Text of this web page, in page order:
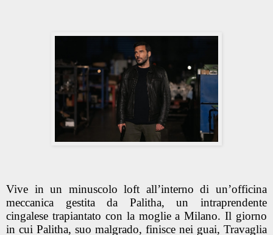
Vive in un minuscolo loft all’interno di un’officina
meccanica gestita da Palitha, un intraprendente
cingalese trapiantato con la moglie a Milano. Il giorno
in cui Palitha, suo malgrado, finisce nei guai, Travaglia